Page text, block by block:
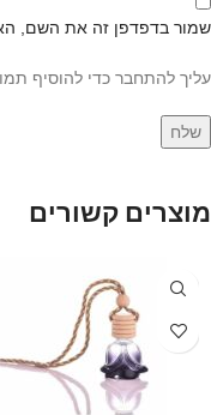
שמור בדפדפן זה את השם,
עליך להתחבר כדי להוסיף
מוצרים קשורים